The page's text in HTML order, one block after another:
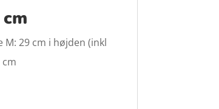
29 cm i højden (inkl